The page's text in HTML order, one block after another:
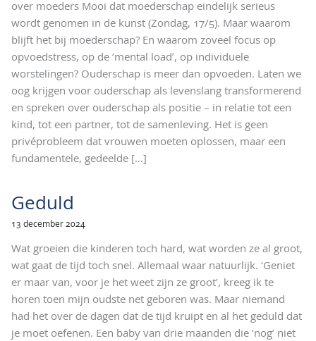
over moeders Mooi dat moederschap eindelijk serieus
wordt genomen in de kunst (Zondag, 17/5). Maar waarom
blijft het bij moederschap? En waarom zoveel focus op
opvoedstress, op de ‘mental load’, op individuele
worstelingen? Ouderschap is meer dan opvoeden. Laten we
oog krijgen voor ouderschap als levenslang transformerend
en spreken over ouderschap als positie – in relatie tot een
kind, tot een partner, tot de samenleving. Het is geen
privéprobleem dat vrouwen moeten oplossen, maar een
fundamentele, gedeelde […]
Geduld
13 december 2024
Wat groeien die kinderen toch hard, wat worden ze al groot,
wat gaat de tijd toch snel. Allemaal waar natuurlijk. ‘Geniet
er maar van, voor je het weet zijn ze groot’, kreeg ik te
horen toen mijn oudste net geboren was. Maar niemand
had het over de dagen dat de tijd kruipt en al het geduld dat
je moet oefenen. Een baby van drie maanden die ‘nog’ niet